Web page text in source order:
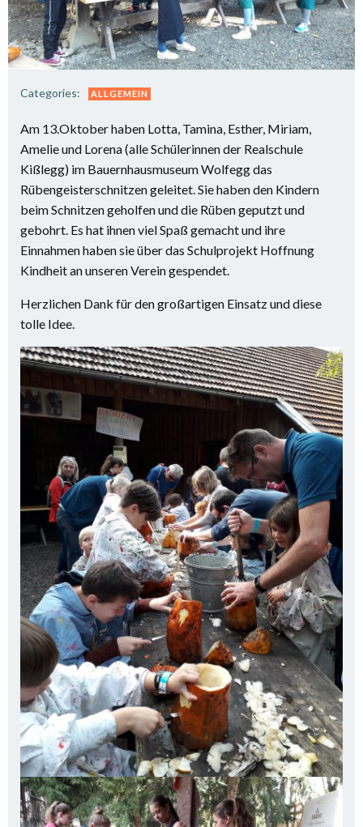
Categories: ALLGEMEIN
Am 13.Oktober haben Lotta, Tamina, Esther, Miriam,
Amelie und Lorena (alle Schülerinnen der Realschule
Kißlegg) im Bauernhausmuseum Wolfegg das
Rübengeisterschnitzen geleitet. Sie haben den Kindern
beim Schnitzen geholfen und die Rüben geputzt und
gebohrt. Es hat ihnen viel Spaß gemacht und ihre
Einnahmen haben sie über das Schulprojekt Hoffnung
Kindheit an unseren Verein gespendet.
Herzlichen Dank für den großartigen Einsatz und diese
tolle Idee.